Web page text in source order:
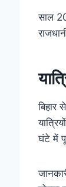
साल
बिहार
घंटे में